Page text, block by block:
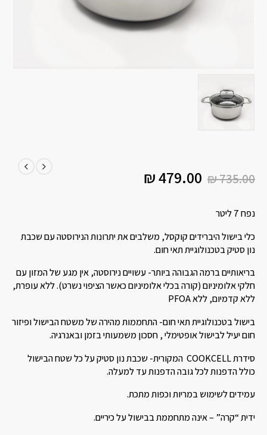
₪735.00
₪479.00
נפח 7 ליטר
כלי בישול היברידים קוקסל, משלבים את יתרונות הנירוסטה עם שכבת
נון סטיק בטכנולוגיית תאי חום.
בריאותיים ברמה הגבוהה ביותר- עשויים נירוסטה, אין מגע של המזון עם
חלקי אלומיניום (קורה בכלי אלומיניום כאשר הציפוי נשרט). ללא עופרת,
ללא קדמיום, ללא PFOA
בישול בטכנולוגיית תאי חום- התחממות מהירה של משטח הבישול ופיזור
חום יעיל לבישול אופטימלי , חסכון משמעותי בזמן ובאנרגיה.
סידרת COOKCELL המקורית- שכבת נון סטיק על כל שטח הבישול
כולל הדפנות לכל גובה הדפנות עד למעלה.
עמידים לשימוש במריות וכפות מתכת.
ידית “קרה” – אינה מתחממת בבישול על כיריים.